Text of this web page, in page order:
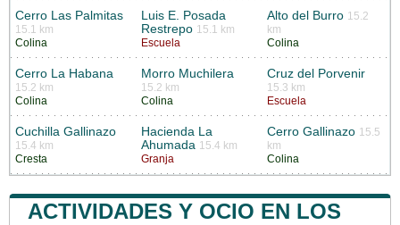
Cerro Las Palmitas
15.1 km
Colina
Luis E. Posada
Restrepo 15.1 km
Escuela
Alto del Burro 15.2
km
Colina
Cerro La Habana
15.2 km
Colina
Morro Muchilera
15.2 km
Colina
Cruz del Porvenir
15.3 km
Escuela
Cuchilla Gallinazo
15.4 km
Cresta
Hacienda La
Ahumada 15.4 km
Granja
Cerro Gallinazo 15.5
km
Colina
ACTIVIDADES Y OCIO EN LOS